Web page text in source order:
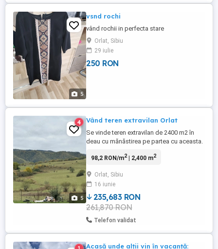
5
vsnd rochi
vând rochii in perfecta stare
Orlat, Sibiu
29 iulie
250 RON
5
4 Vând teren extravilan Orlat
Se vinde teren extravilan de 2400 m2 în
deau cu mănăstirea pe partea cu aceasta.
98,2 RON/m2| 2,400 m2
Orlat, Sibiu
16 iunie
235,683 RON
261,870 RON
Telefon validat
Acasă unde alții vin în vacanță: